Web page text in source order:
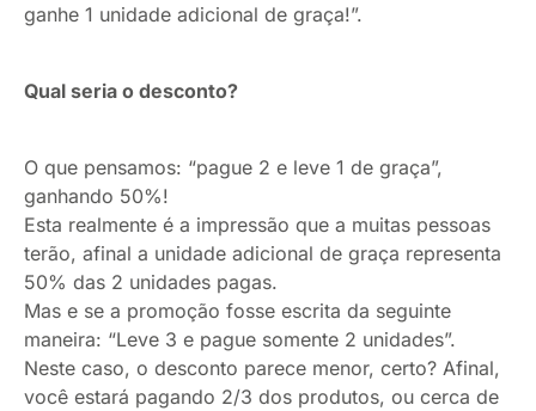
ganhe 1 unidade adicional de graça!”.
Qual seria o desconto?
O que pensamos: “pague 2 e leve 1 de graça”,
ganhando 50%!
Esta realmente é a impressão que a muitas pessoas
terão, afinal a unidade adicional de graça representa
50% das 2 unidades pagas.
Mas e se a promoção fosse escrita da seguinte
maneira: “Leve 3 e pague somente 2 unidades”.
Neste caso, o desconto parece menor, certo? Afinal,
você estará pagando 2/3 dos produtos, ou cerca de